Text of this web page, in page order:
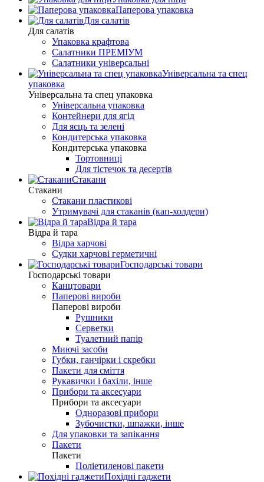
Паперова упаковка
Для салатів
Для салатів
Упаковка крафтова
Салатники ПРЕМІУМ
Салатники універсальні
Універсальна та спец
упаковка
Універсальна та спец упаковка
Універсальна упаковка
Контейнери для ягід
Для яєць та зелені
Кондитерська упаковка
Кондитерська упаковка
Тортовниці
Для тістечок та десертів
Стакани
Стакани
Стакани пластикові
Утримувачі для стаканів (кап-холдери)
Відра й тара
Відра й тара
Відра харчові
Судки харчові герметичні
Господарські товари
Господарські товари
Канцтовари
Паперові вироби
Паперові вироби
Рушники
Серветки
Туалетний папір
Миючі засоби
Губки, ганчірки і скребки
Пакети для сміття
Рукавички і бахіли, інше
Прибори та аксесуари
Прибори та аксесуари
Одноразові прибори
Зубочистки, шпажки, інше
Для упаковки та запікання
Пакети
Пакети
Поліетиленові пакети
Похідні гаджети